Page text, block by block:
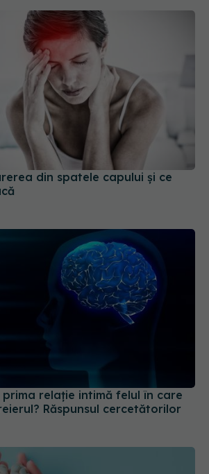
din spatele capului și ce
relație intimă felul în care
Răspunsul cercetătorilor